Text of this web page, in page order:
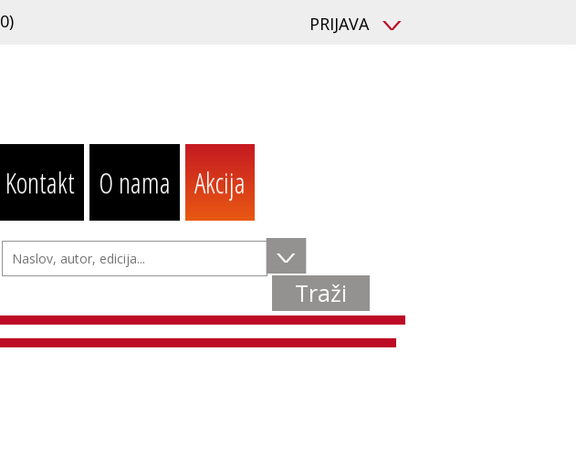
0) PRIJAVA V
Kontakt O nama Akcija
V